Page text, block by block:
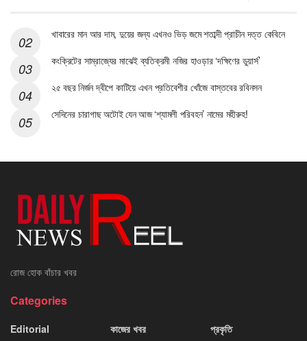
খাবারের মান আর দাম, দুয়ের জন্য এখনও ভিড় জমে শতাব্দী প্রাচীন দত্ত কেবিনে
কংক্রিটের সাম্রাজ্যের মাঝেই ব্যতিক্রমী নজির হাওড়ার ‘দক্ষিণের ডুয়ার্স’
২৫ বছর নির্জন দ্বীপে কাটিয়ে এখন প্রতিবেশীর খোঁজে বাস্তবের রবিনসন
সেদিনের চারাগাছ অটোই যেন আজ ‘শ্যামলী পরিবহন’ নামের মহীরুহ!
রোজ হোক বাঁচার খবর
Categories
Editorial
কাজের খবর
প্রকৃতি